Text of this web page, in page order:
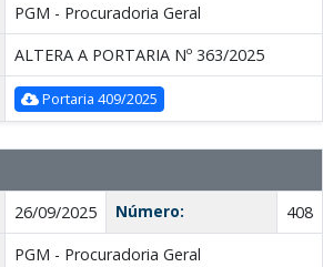
PGM - Procuradoria Geral
ALTERA A PORTARIA Nº 363/2025
Portaria 409/2025
26/09/2025 Número:
408
PGM - Procuradoria Geral